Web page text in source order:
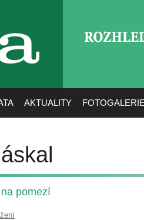
AKTUALITY
pomezí